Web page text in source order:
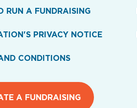
RUN A FUNDRAISING
PRIVACY NOTICE
CONDITIONS
A FUNDRAISING